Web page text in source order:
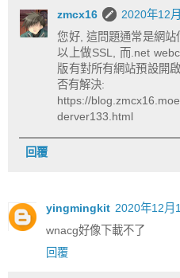
zmcx16
2020年12
您好, 這問題通常是網
以上做SSL, 而.net
版有對所有網站預設開
否有解決:
https://
derver133.html
回覆
yingmingkit 2020年12月
wnacg好像下載不了
回覆